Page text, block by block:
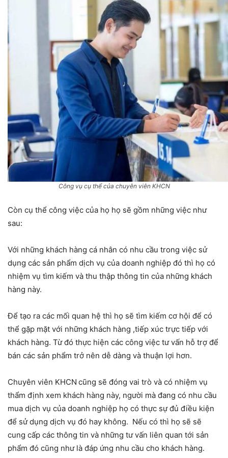
Công vụ cụ thể của chuyên viên KHCN
Còn cụ thể công việc của họ họ sẽ gồm những việc như
sau:
Với những khách hàng cá nhân có nhu cầu trong việc sử
dụng các sản phẩm dịch vụ của doanh nghiệp đó thì họ có
nhiệm vụ tìm kiếm và thu thập thông tin của những khách
hàng này.
Để tạo ra các mối quan hệ thì họ sẽ tìm kiếm cơ hội để có
thể gặp mặt với những khách hàng ,tiếp xúc trực tiếp với
khách hàng. Từ đó thực hiện các công việc tư vấn hỗ trợ để
bán các sản phẩm trở nên dễ dàng và thuận lợi hơn.
Chuyên viên KHCN cũng sẽ đóng vai trò và có nhiệm vụ
thẩm định xem khách hàng này, người mà đang có nhu cầu
mua dịch vụ của doanh nghiệp họ có thực sự đủ điều kiện
để sử dụng dịch vụ đó hay không. Nếu có thì họ sẽ sẽ
cung cấp các thông tin và những tư vấn liên quan tới sản
phẩm đó cũng như là đáp ứng nhu cầu cho khách hàng.